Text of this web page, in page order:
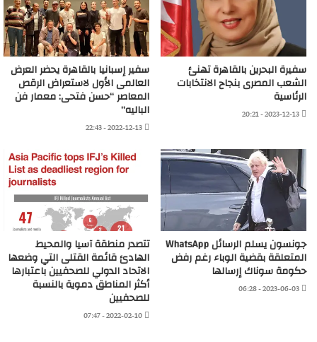
سفيرة البحرين بالقاهرة تهنئ
الشعب المصرى بنجاح الانتخابات
الرئاسية
2023-12-13 - 20:21
سفير إسبانيا بالقاهرة يحضر العرض
العالمى الأول لاستعراض الرقص
المعاصر “حسن فتحى: معمار فن
الباليه”
2022-12-13 - 22:43
جونسون يسلم الرسائل WhatsApp
المتعلقة بقضية الوباء رغم رفض
حكومة سوناك إرسالها
2023-06-03 - 06:28
تتصدر منطقة آسيا والمحيط
الهادئ قائمة القتلى التي وضعها
الاتحاد الدولي للصحفيين باعتبارها
أكثر المناطق دموية بالنسبة
للصحفيين
2022-02-10 - 07:47